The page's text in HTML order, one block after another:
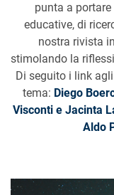
punta a
educative, di
nostra rivista
stimolando la
Di seguito i link
tema: Diego
Visconti e Jacinta
Aldo